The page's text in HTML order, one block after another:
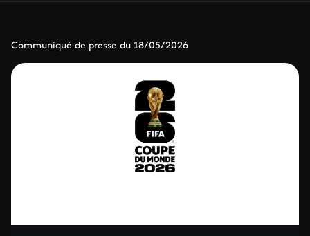
Communiqué de presse du 18/05/2026